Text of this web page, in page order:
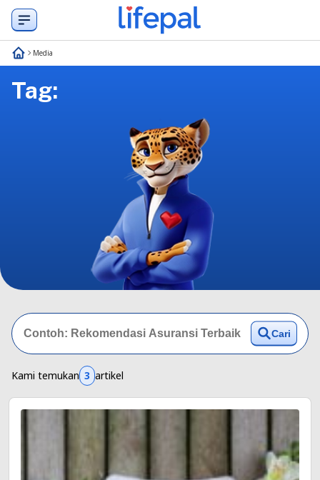
Media
Tag:
Cari
Kami temukan 3 artikel